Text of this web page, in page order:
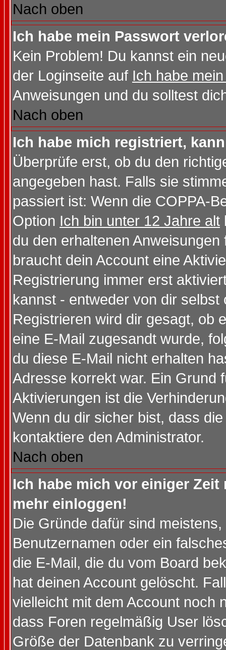
Nach oben
Ich habe mein Passwort
Kein Problem! Du kannst ein
der Loginseite auf Ich habe
Anweisungen und du solltest
Nach oben
Ich habe mich registriert,
Überprüfe erst, ob du den
angegeben hast. Falls sie
passiert ist: Wenn die COPPA-
Option Ich bin unter 12 Jahre alt
du den erhaltenen
braucht dein Account eine
Registrierung immer erst
kannst - entweder von dir selbst
Registrieren wird dir gesagt, ob
eine E-Mail zugesandt wurde,
du diese E-Mail nicht erhalten
Adresse korrekt war. Ein Grund
Aktivierungen ist die
Wenn du dir sicher bist, dass
kontaktiere den Administrator.
Nach oben
Ich habe mich vor einiger
mehr einloggen!
Die Gründe dafür sind
Benutzernamen oder ein
die E-Mail, die du vom Board
hat deinen Account gelöscht.
vielleicht mit dem Account noch
dass Foren regelmäßig User
Größe der Datenbank zu